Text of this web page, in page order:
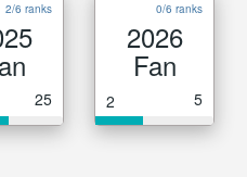
2/6 ranks
25
0/6 ranks
2026
Fan
2 5